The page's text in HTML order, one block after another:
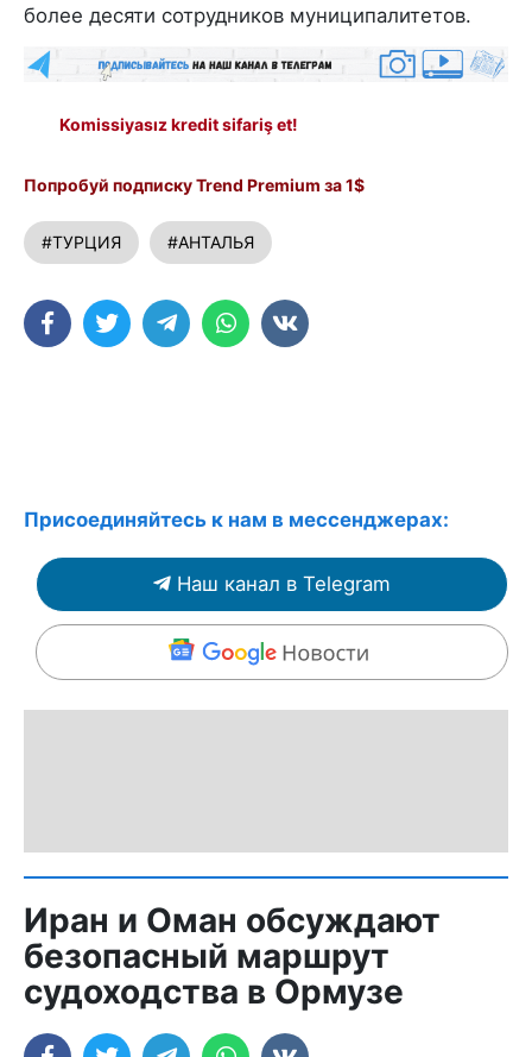
более десяти сотрудников муниципалитетов.
Komissiyasız kredit sifariş et!
Попробуй подписку Trend Premium за 1$
#ТУРЦИЯ #АНТАЛЬЯ
Присоединяйтесь к нам в мессенджерах:
Наш канал в Telegram
Иран и Оман обсуждают
безопасный маршрут
судоходства в Ормузе